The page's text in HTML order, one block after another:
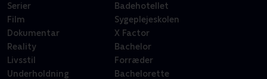
Serier
Film
Dokumentar
Reality
Livsstil
Underholdning
Badehotellet
Sygeplejeskolen
X Factor
Bachelor
Forræder
Bachelorette